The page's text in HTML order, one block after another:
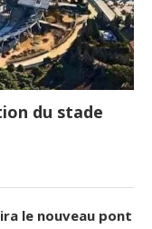
du stade
le nouveau pont